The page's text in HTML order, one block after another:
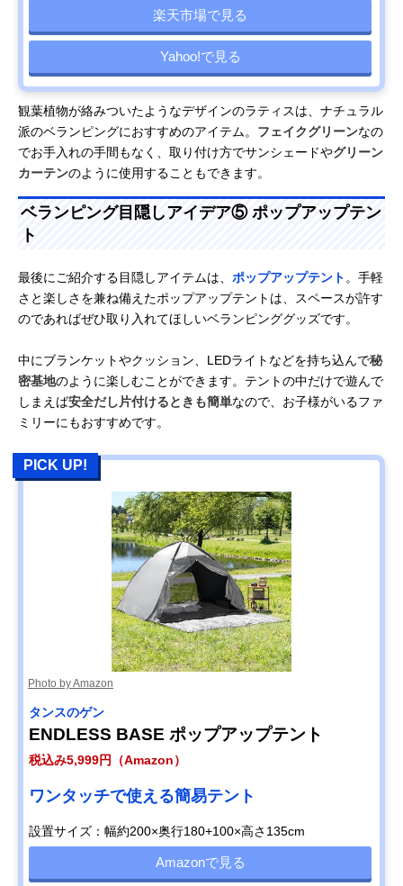
楽天市場で見る
Yahoo!で見る
観葉植物が絡みついたようなデザインのラティスは、ナチュラル
派のベランピングにおすすめのアイテム。 フェイクグリーンなの
でお手入れの手間もなく、取り付け方でサンシェードやグリーン
カーテンのように使用することもできます。
ベランピング目隠しアイデア⑤ ポップアップテン
ト
最後にご紹介する目隠しアイテムは、 ポップアップテント。手軽
さと楽しさを兼ね備えたポップアップテントは、スペースが許す
のであればぜひ取り入れてほしいベランピンググッズです。
中にブランケットやクッション、LEDライトなどを持ち込んで秘
密基地のように楽しむことができます。テントの中だけで遊んで
しまえば安全だし片付けるときも簡単なので、お子様がいるファ
ミリーにもおすすめです。
PICK UP!
Photo by Amazon
タンスのゲン
ENDLESS BASE ポップアップテント
税込み5,999円（Amazon）
ワンタッチで使える簡易テント
設置サイズ：幅約200×奥行180+100×高さ135cm
Amazonで見る